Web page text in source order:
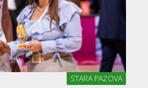
STARA PAZOVA